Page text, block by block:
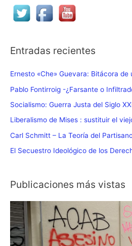
a
o
:
Entradas recientes
Ernesto «Che» Guevara: Bitácora de
Pablo Fontirroig -¿Farsante o
Socialismo: Guerra Justa del Siglo
Liberalismo de Mises : sustituir el
Carl Schmitt – La Teoría del
El Secuestro Ideológico de los
Publicaciones más vistas